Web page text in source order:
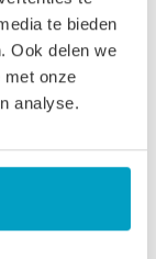
te bieden
Ook delen we
met onze
analyse.